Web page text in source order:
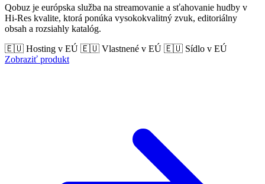
Qobuz je európska služba na streamovanie a sťahovanie hudby v
Hi-Res kvalite, ktorá ponúka vysokokvalitný zvuk, editoriálny
obsah a rozsiahly katalóg.
🇪🇺 Hosting v EÚ 🇪🇺 Vlastnené v EÚ 🇪🇺 Sídlo v EÚ
Zobraziť produkt